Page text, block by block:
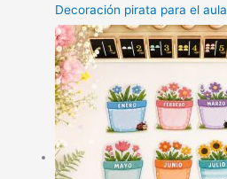
Decoración pirata para el aula